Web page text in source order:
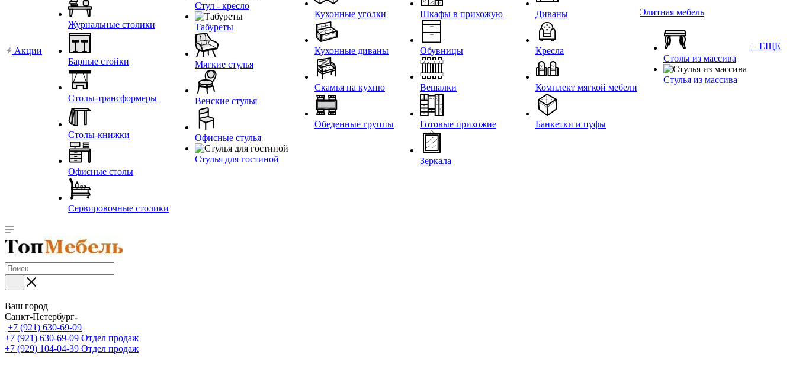
Акции
Журнальные столики
Барные стойки
Столы-трансформеры
Столы-книжки
Офисные столы
Сервировочные столики
Стул - кресло
Табуреты
Мягкие стулья
Венские стулья
Офисные стулья
Стулья для гостиной
Кухонные уголки
Кухонные диваны
Скамья на кухню
Обеденные группы
Шкафы в прихожую
Обувницы
Вешалки
Готовые прихожие
Зеркала
Диваны
Кресла
Комплект мягкой мебели
Банкетки и пуфы
Элитная мебель
Столы из массива
Стулья из массива
+ ЕЩЕ
Ваш город
Санкт-Петербург
+7 (921) 630-69-09
+7 (921) 630-69-09 Отдел продаж
+7 (929) 104-04-39 Отдел продаж